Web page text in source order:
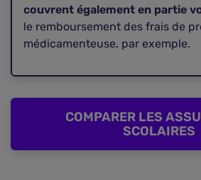
couvrent également en partie
le remboursement des frais de
médicamenteuse, par exemple.
COMPARER LES
SCOLAIRES